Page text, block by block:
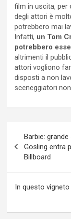
film in uscita,
degli attori è
potrebbero mai
Infatti, un Tom
potrebbero
altrimenti il
attori vogliono
disposti a non
sceneggiatori
articoli
Barbie:
Gosling entra
Billboard
In questo